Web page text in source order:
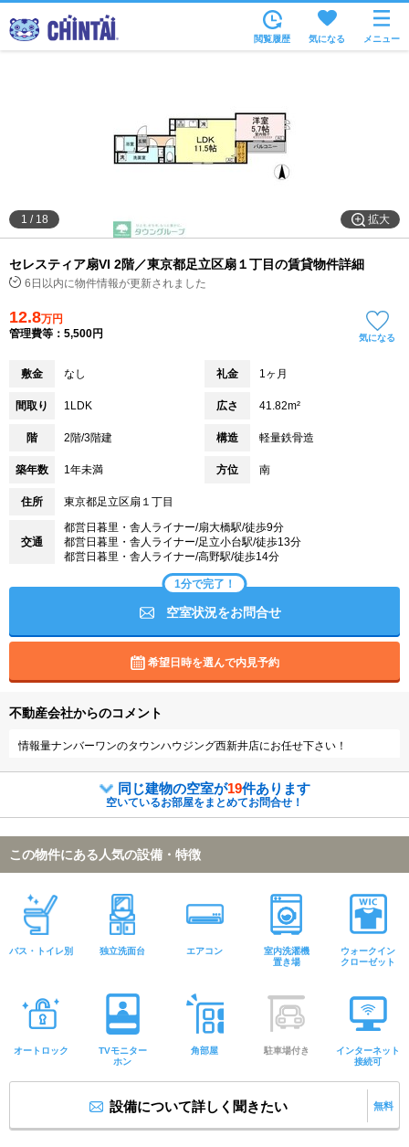
家賃相場から
通勤通学時間から
TOP
閲覧履歴 気になる メニュー
拡大
1 / 18
セレスティア扇VI 2階／東京都足立区扇１丁目の賃貸物件詳細
6日以内に物件情報が更新されました
12.8万円
管理費等：5,500円
気になる
敷金 なし 礼金 1ヶ月
間取り 1LDK 広さ 41.82m²
階 2階/3階建 構造 軽量鉄骨造
築年数 1年未満 方位 南
住所 東京都足立区扇１丁目
交通
都営日暮里・舎人ライナー/扇大橋駅/徒歩9分
都営日暮里・舎人ライナー/足立小台駅/徒歩13分
都営日暮里・舎人ライナー/高野駅/徒歩14分
1分で完了！
空室状況をお問合せ
希望日時を選んで内見予約
不動産会社からのコメント
情報量ナンバーワンのタウンハウジング西新井店にお任せ下さい！
同じ建物の空室が19件あります
空いているお部屋をまとめてお問合せ！
この物件にある人気の設備・特徴
バス・トイレ別 独立洗面台 エアコン
室内洗濯機
置き場
ウォークイン
クローゼット
オートロック
TVモニター
ホン
角部屋 駐車場付き
インターネット
接続可
設備について詳しく聞きたい 無料